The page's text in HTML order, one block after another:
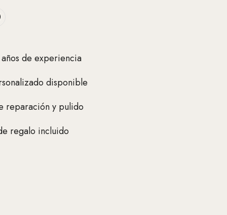
de experiencia
disponible
reparación y pulido
regalo incluido